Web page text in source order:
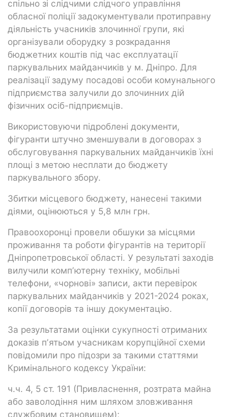
спільно зі слідчими слідчого управління
обласної поліції задокументували протиправну
діяльність учасників злочинної групи, які
організували оборудку з розкрадання
бюджетних коштів під час експлуатації
паркувальних майданчиків у м. Дніпро. Для
реалізації задуму посадові особи комунального
підприємства залучили до злочинних дій
фізичних осіб-підприємців.
Використовуючи підроблені документи,
фігуранти штучно зменшували в договорах з
обслуговування паркувальних майданчиків їхні
площі з метою несплати до бюджету
паркувального збору.
Збитки місцевого бюджету, нанесені такими
діями, оцінюються у 5,8 млн грн.
Правоохоронці провели обшуки за місцями
проживання та роботи фігурантів на території
Дніпропетровської області. У результаті заходів
вилучили компʼютерну техніку, мобільні
телефони, «чорнові» записи, акти перевірок
паркувальних майданчиків у 2021-2024 роках,
копії договорів та іншу документацію.
За результатами оцінки сукупності отриманих
доказів пʼятьом учасникам корупційної схеми
повідомили про підозри за такими статтями
Кримінального кодексу України:
ч.ч. 4, 5 ст. 191 (Привласнення, розтрата майна
або заволодіння ним шляхом зловживання
службовим становищем);